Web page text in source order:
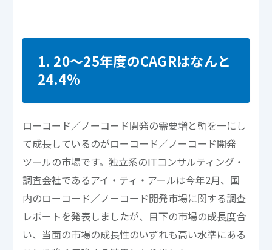
1. 20〜25年度のCAGRはなんと
24.4%
ローコード／ノーコード開発の需要増と軌を一にし
て成長しているのがローコード／ノーコード開発
ツールの市場です。独立系のITコンサルティング・
調査会社であるアイ・ティ・アールは今年2月、国
内のローコード／ノーコード開発市場に関する調査
レポートを発表しましたが、目下の市場の成長度合
い、当面の市場の成長性のいずれも高い水準にある